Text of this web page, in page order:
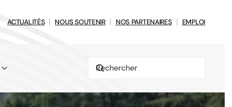
ACTUALITÉS NOUS SOUTENIR NOS PARTENAIRES EMPLOI